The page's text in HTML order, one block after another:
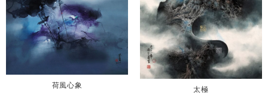
荷風心象 太極